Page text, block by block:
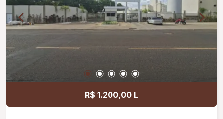
banheiros; Cubas Morgana e torneiras gourmet;
Portas internas brancas; Portas automatizadas
com comando via Alexa e 2,40 metros de altura;
água quente e fria; Paisagismo completo; Imóvel
R$ 1.200,00 L